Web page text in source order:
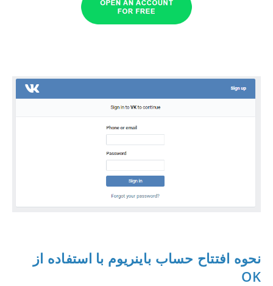
نحوه افتتاح حساب باینریوم با استفاده از
OK